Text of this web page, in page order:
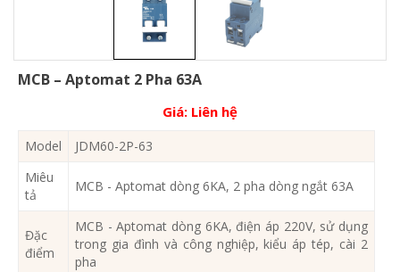
MCB – Aptomat 2 Pha 63A
Giá: Liên hệ
Model
JDM60-2P-63
Miêu
tả
MCB - Aptomat dòng 6KA, 2 pha dòng ngắt 63A
Đặc
điểm
MCB - Aptomat dòng 6KA, điện áp 220V, sử dụng
trong gia đình và công nghiệp, kiểu áp tép, cài 2
pha